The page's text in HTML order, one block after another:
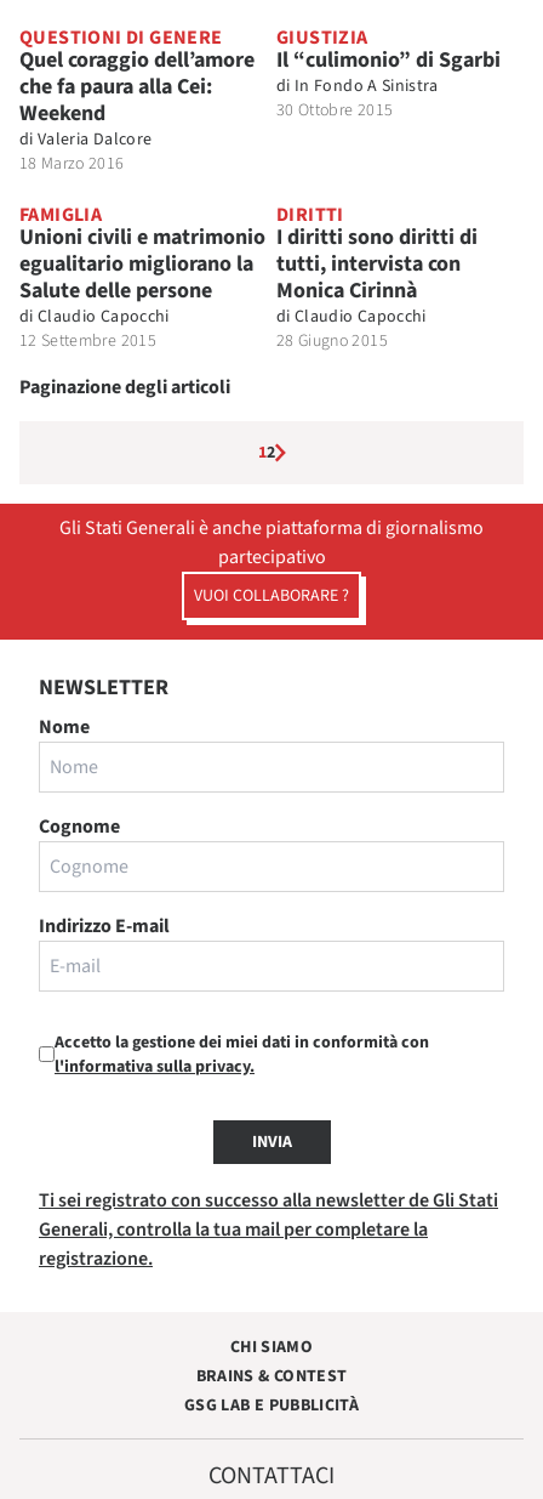
QUESTIONI DI GENERE
Quel coraggio dell’amore
che fa paura alla Cei:
Weekend
di Valeria Dalcore
18 Marzo 2016
GIUSTIZIA
Il “culimonio” di Sgarbi
di In Fondo A Sinistra
30 Ottobre 2015
FAMIGLIA
Unioni civili e matrimonio
egualitario migliorano la
Salute delle persone
di Claudio Capocchi
12 Settembre 2015
DIRITTI
I diritti sono diritti di
tutti, intervista con
Monica Cirinnà
di Claudio Capocchi
28 Giugno 2015
Paginazione degli articoli
12
Gli Stati Generali è anche piattaforma di giornalismo
partecipativo
VUOI COLLABORARE ?
NEWSLETTER
Nome
Cognome
Indirizzo E-mail
Accetto la gestione dei miei dati in conformità con
l'informativa sulla privacy.
INVIA
Ti sei registrato con successo alla newsletter de Gli Stati
Generali, controlla la tua mail per completare la
registrazione.
CHI SIAMO
BRAINS & CONTEST
GSG LAB E PUBBLICITÀ
CONTATTACI